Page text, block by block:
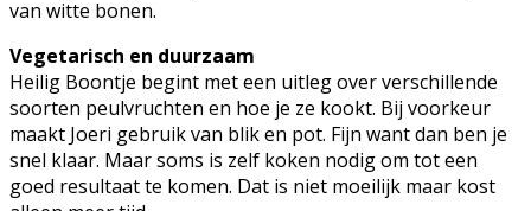
van witte bonen.
Vegetarisch en duurzaam
Heilig Boontje begint met een uitleg over verschillende
soorten peulvruchten en hoe je ze kookt. Bij voorkeur
maakt Joeri gebruik van blik en pot. Fijn want dan ben je
snel klaar. Maar soms is zelf koken nodig om tot een
goed resultaat te komen. Dat is niet moeilijk maar kost